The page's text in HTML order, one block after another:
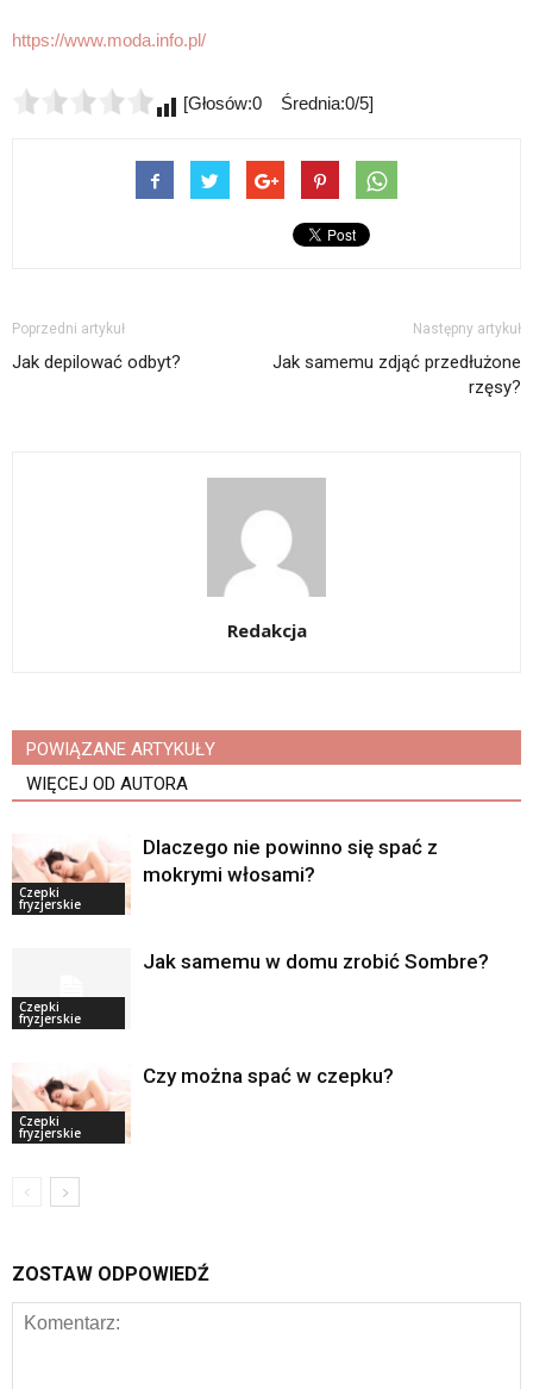
https://www.moda.info.pl/
[Głosów:0 Średnia:0/5]
Poprzedni artykuł
Jak depilować odbyt?
Następny artykuł
Jak samemu zdjąć przedłużone
rzęsy?
Redakcja
POWIĄZANE ARTYKUŁY
WIĘCEJ OD AUTORA
Czepki
fryzjerskie
Dlaczego nie powinno się spać z
mokrymi włosami?
Czepki
fryzjerskie
Jak samemu w domu zrobić Sombre?
Czepki
fryzjerskie
Czy można spać w czepku?
ZOSTAW ODPOWIEDŹ